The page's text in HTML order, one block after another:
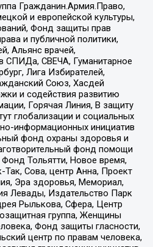
Гражданин.Армия.Право,
и европейской культуры,
Фонд защиты прав
и публичной политики,
Альянс врачей,
СВЕЧА, Гуманитарное
Лига Избирателей,
Союз, Хасдей
и содействия развитию
Горячая Линия, В защиту
глобализации и социальных
информационных инициатив
фонд охраны здоровья и
фонд помощи
Тольятти, Новое время,
Так, Сова, центр Анна, Проект
Эра здоровья, Мемориал,
Левады, Издательство Парк
Рылькова, Сфера, Центр
группа, Женщины
Фонд защиты гласности,
центр по правам человека,